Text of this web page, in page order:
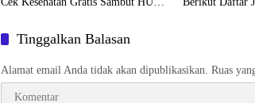
Tinggalkan Balasan
Alamat email Anda tidak akan dipublikasikan. Ruas